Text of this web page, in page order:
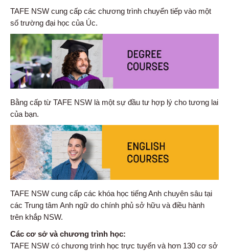
TAFE NSW cung cấp các chương trình chuyển tiếp vào một
số trường đại học của Úc.
Bằng cấp từ TAFE NSW là một sự đầu tư hợp lý cho tương lai
của bạn.
TAFE NSW cung cấp các khóa học tiếng Anh chuyên sâu tại
các Trung tâm Anh ngữ do chính phủ sở hữu và điều hành
trên khắp NSW.
Các cơ sở và chương trình học:
TAFE NSW có chương trình học trực tuyến và hơn 130 cơ sở